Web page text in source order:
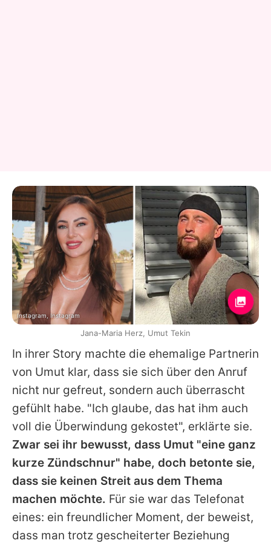
In ihrer Story machte die ehemalige Partnerin
von Umut klar, dass sie sich über den Anruf
nicht nur gefreut, sondern auch überrascht
gefühlt habe. "Ich glaube, das hat ihm auch
voll die Überwindung gekostet", erklärte sie.
Zwar sei ihr bewusst, dass Umut "eine ganz
kurze Zündschnur" habe, doch betonte sie,
dass sie keinen Streit aus dem Thema
machen möchte. Für sie war das Telefonat
eines: ein freundlicher Moment, der beweist,
dass man trotz gescheiterter Beziehung
Instagram, Instagram
Jana-Maria Herz, Umut Tekin